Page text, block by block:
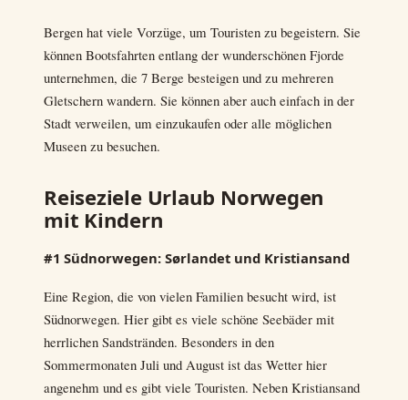
Bergen hat viele Vorzüge, um Touristen zu begeistern. Sie
können Bootsfahrten entlang der wunderschönen Fjorde
unternehmen, die 7 Berge besteigen und zu mehreren
Gletschern wandern. Sie können aber auch einfach in der
Stadt verweilen, um einzukaufen oder alle möglichen
Museen zu besuchen.
Reiseziele Urlaub Norwegen
mit Kindern
#1 Südnorwegen: Sørlandet und Kristiansand
Eine Region, die von vielen Familien besucht wird, ist
Südnorwegen. Hier gibt es viele schöne Seebäder mit
herrlichen Sandstränden. Besonders in den
Sommermonaten Juli und August ist das Wetter hier
angenehm und es gibt viele Touristen. Neben Kristiansand